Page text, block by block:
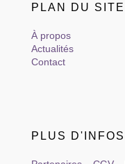
PLAN DU SITE
À propos
Actualités
Contact
PLUS D'INFOS